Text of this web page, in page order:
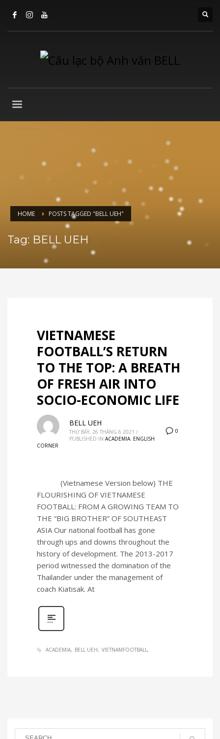
HOME POSTS TAGGED "BELL UEH"
Tag: BELL UEH
VIETNAMESE
FOOTBALL’S RETURN
TO THE TOP: A BREATH
OF FRESH AIR INTO
SOCIO-ECONOMIC LIFE
0
BELL UEH
THỨ BẢY, 26 THÁNG 6 2021 /
PUBLISHED IN ACADEMIA, ENGLISH
CORNER
(Vietnamese Version below) THE
FLOURISHING OF VIETNAMESE
FOOTBALL: FROM A GROWING TEAM TO
THE “BIG BROTHER” OF SOUTHEAST
ASIA Our national football has gone
through ups and downs throughout the
history of development. The 2013-2017
period witnessed the domination of the
Thailander under the management of
coach Kiatisak. At
ACADEMIA BELL UEH VIETNAMFOOTBALL